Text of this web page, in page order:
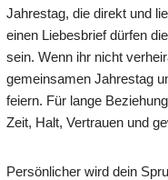
Jahrestag, die direkt und
einen Liebesbrief dürfen
sein. Wenn ihr nicht
gemeinsamen Jahrestag
feiern. Für lange
Zeit, Halt, Vertrauen und
Persönlicher wird dein